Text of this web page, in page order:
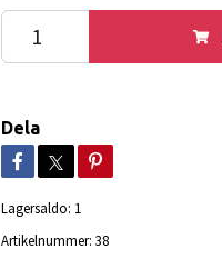
Dela
Lagersaldo: 1
Artikelnummer: 38